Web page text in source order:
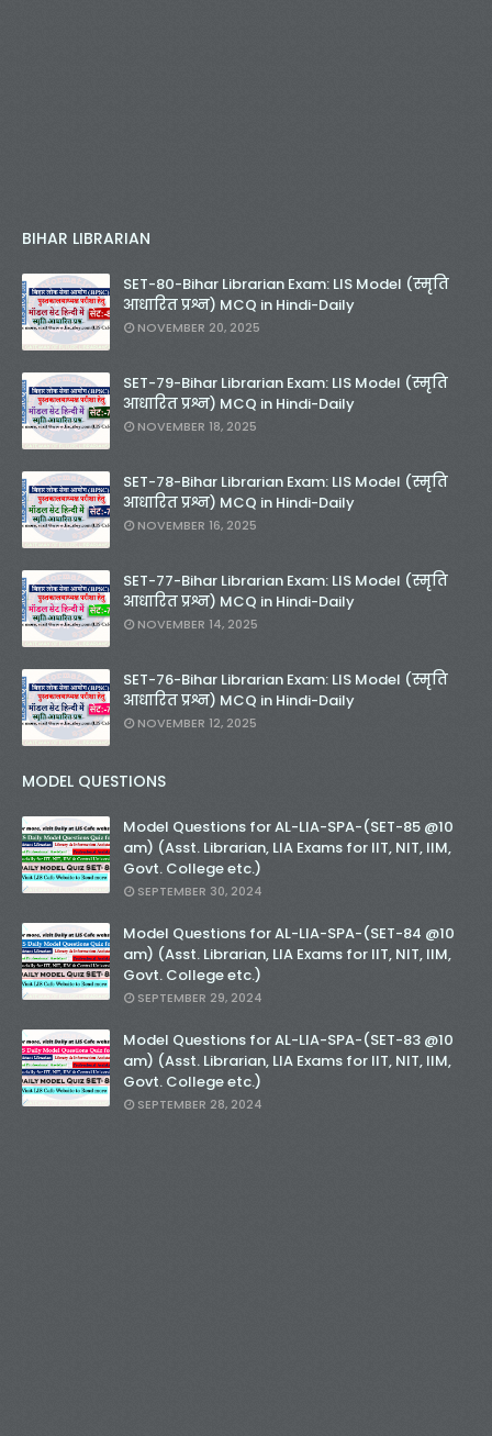
BIHAR LIBRARIAN
SET-80-Bihar Librarian Exam: LIS Model (स्मृति
आधारित प्रश्न) MCQ in Hindi-Daily
NOVEMBER 20, 2025
SET-79-Bihar Librarian Exam: LIS Model (स्मृति
आधारित प्रश्न) MCQ in Hindi-Daily
NOVEMBER 18, 2025
SET-78-Bihar Librarian Exam: LIS Model (स्मृति
आधारित प्रश्न) MCQ in Hindi-Daily
NOVEMBER 16, 2025
SET-77-Bihar Librarian Exam: LIS Model (स्मृति
आधारित प्रश्न) MCQ in Hindi-Daily
NOVEMBER 14, 2025
SET-76-Bihar Librarian Exam: LIS Model (स्मृति
आधारित प्रश्न) MCQ in Hindi-Daily
NOVEMBER 12, 2025
MODEL QUESTIONS
Model Questions for AL-LIA-SPA-(SET-85 @10
am) (Asst. Librarian, LIA Exams for IIT, NIT, IIM,
Govt. College etc.)
SEPTEMBER 30, 2024
Model Questions for AL-LIA-SPA-(SET-84 @10
am) (Asst. Librarian, LIA Exams for IIT, NIT, IIM,
Govt. College etc.)
SEPTEMBER 29, 2024
Model Questions for AL-LIA-SPA-(SET-83 @10
am) (Asst. Librarian, LIA Exams for IIT, NIT, IIM,
Govt. College etc.)
SEPTEMBER 28, 2024